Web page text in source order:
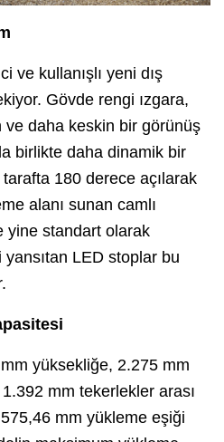
ve kullanışlı yeni dış
Gövde rengi ızgara,
daha keskin bir görünüş
birlikte daha dinamik bir
180 derece açılarak
alanı sunan camlı
yine standart olarak
LED stoplar bu
yüksekliğe, 2.275 mm
mm tekerlekler arası
mm yükleme eşiği